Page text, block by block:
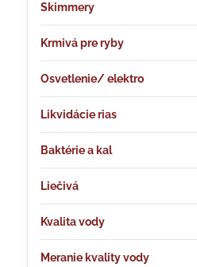
Skimmery
Krmivá pre ryby
Osvetlenie/ elektro
Likvidácie rias
Baktérie a kal
Liečivá
Kvalita vody
Meranie kvality vody